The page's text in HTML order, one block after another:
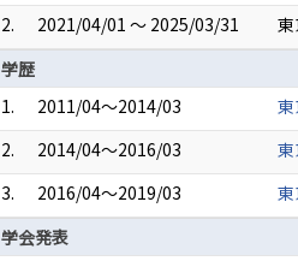
2.
2021/04/01 ～ 2025/03/31
東
学歴
1.
2011/04～2014/03
2.
2014/04～2016/03
3.
2016/04～2019/03
学会発表